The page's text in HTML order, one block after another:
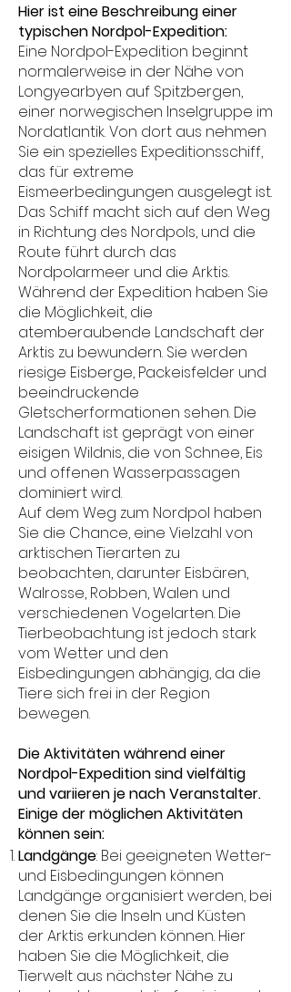
Hier ist eine Beschreibung einer
typischen Nordpol-Expedition:
Eine Nordpol-Expedition beginnt
normalerweise in der Nähe von
Longyearbyen auf Spitzbergen,
einer norwegischen Inselgruppe im
Nordatlantik. Von dort aus nehmen
Sie ein spezielles Expeditionsschiff,
das für extreme
Eismeerbedingungen ausgelegt ist.
Das Schiff macht sich auf den Weg
in Richtung des Nordpols, und die
Route führt durch das
Nordpolarmeer und die Arktis.
Während der Expedition haben Sie
die Möglichkeit, die
atemberaubende Landschaft der
Arktis zu bewundern. Sie werden
riesige Eisberge, Packeisfelder und
beeindruckende
Gletscherformationen sehen. Die
Landschaft ist geprägt von einer
eisigen Wildnis, die von Schnee, Eis
und offenen Wasserpassagen
dominiert wird.
Auf dem Weg zum Nordpol haben
Sie die Chance, eine Vielzahl von
arktischen Tierarten zu
beobachten, darunter Eisbären,
Walrosse, Robben, Walen und
verschiedenen Vogelarten. Die
Tierbeobachtung ist jedoch stark
vom Wetter und den
Eisbedingungen abhängig, da die
Tiere sich frei in der Region
bewegen.
Die Aktivitäten während einer
Nordpol-Expedition sind vielfältig
und variieren je nach Veranstalter.
Einige der möglichen Aktivitäten
können sein:
Landgänge: Bei geeigneten Wetter-
und Eisbedingungen können
Landgänge organisiert werden, bei
denen Sie die Inseln und Küsten
der Arktis erkunden können. Hier
haben Sie die Möglichkeit, die
Tierwelt aus nächster Nähe zu